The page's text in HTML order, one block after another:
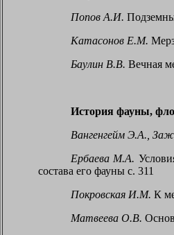
Попов А.И.
Катасонов Е.М.
Баулин В.В. Вечная
История фауны,
Вангенгейм Э.А.,
Ербаева М.А.
состава его фауны с. 311
Покровская И.М. К
Матвеева О.В.